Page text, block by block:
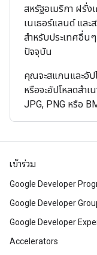
สหรัฐอเมริกา ฝรั่ง
เนเธอร์แลนด์ และ
สําหรับประเทศอื่น
ปัจจุบัน
คุณจะสแกนและอัป
หรือจะอัปโหลดสํา
JPG, PNG หรือ
เข้าร่วม
Google Developer
Google Developer
Google Developer
Accelerators